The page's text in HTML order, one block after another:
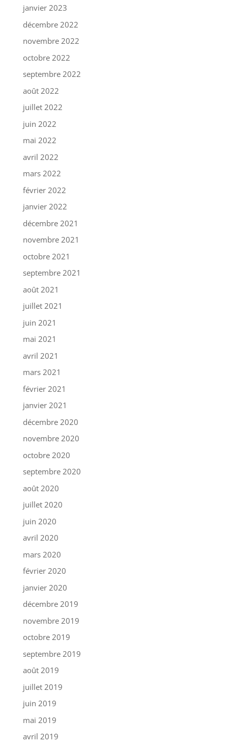
janvier 2023
décembre 2022
novembre 2022
octobre 2022
septembre 2022
août 2022
juillet 2022
juin 2022
mai 2022
avril 2022
mars 2022
février 2022
janvier 2022
décembre 2021
novembre 2021
octobre 2021
septembre 2021
août 2021
juillet 2021
juin 2021
mai 2021
avril 2021
mars 2021
février 2021
janvier 2021
décembre 2020
novembre 2020
octobre 2020
septembre 2020
août 2020
juillet 2020
juin 2020
avril 2020
mars 2020
février 2020
janvier 2020
décembre 2019
novembre 2019
octobre 2019
septembre 2019
août 2019
juillet 2019
juin 2019
mai 2019
avril 2019